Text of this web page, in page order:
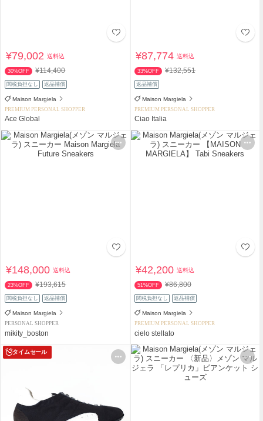
¥79,002送料込
30%OFF ¥114,400
関税負担なし 返品補償
Maison Margiela
PREMIUM PERSONAL SHOPPER
Ace Global
¥87,774送料込
33%OFF ¥132,551
返品補償
Maison Margiela
PREMIUM PERSONAL SHOPPER
Ciao Italia
¥148,000送料込
23%OFF ¥193,615
関税負担なし 返品補償
Maison Margiela
PERSONAL SHOPPER
mikity_boston
¥42,200送料込
51%OFF ¥86,800
関税負担なし 返品補償
Maison Margiela
PREMIUM PERSONAL SHOPPER
cielo stellato
タイムセール